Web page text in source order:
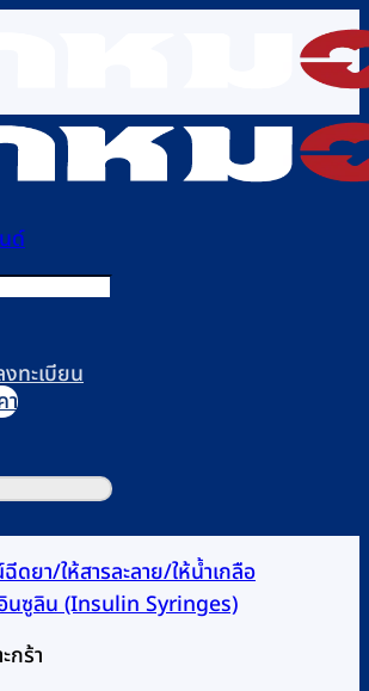
ทะเบียน
กร้า
ด์
า
ยา/ให้สารละลาย/ให้น้ำเกลือ
นซูลิน (Insulin Syringes)